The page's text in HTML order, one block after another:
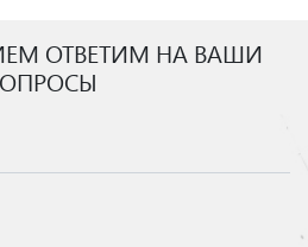
ОТВЕТИМ НА ВАШИ